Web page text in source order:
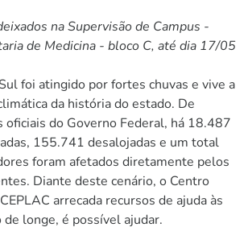
na Supervisão de Campus -
de Medicina - bloco C, até dia 17/05
foi atingido por fortes chuvas e vive a
da história do estado. De
oficiais do Governo Federal, há 18.487
155.741 desalojadas e um total
foram afetados diretamente pelos
Diante deste cenário, o Centro
arrecada recursos de ajuda às
longe, é possível ajudar.